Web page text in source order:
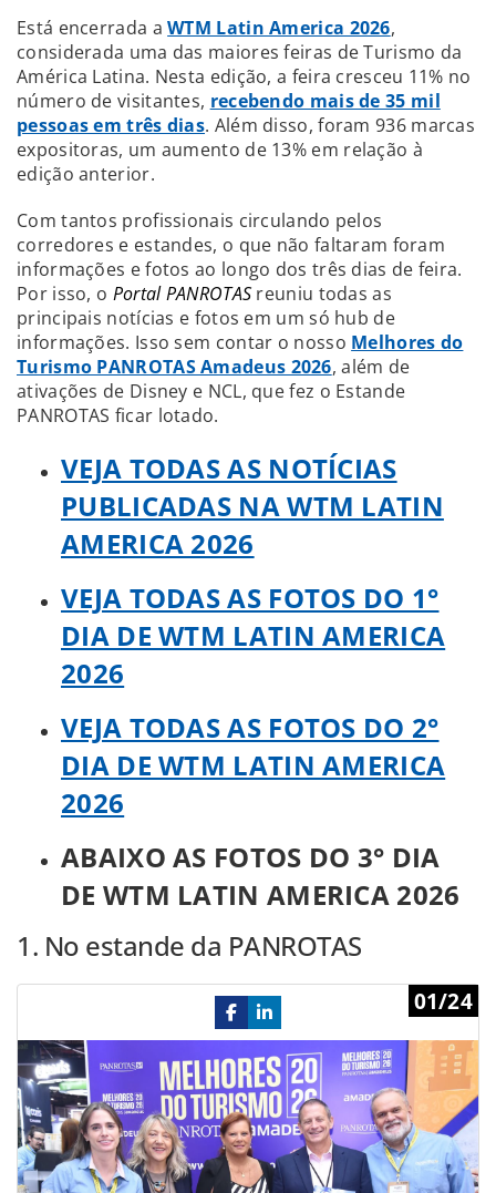
Está encerrada aWTM Latin America 2026,
considerada uma das maiores feiras de Turismo da
América Latina. Nesta edição, a feira cresceu 11% no
número de visitantes, recebendo mais de 35 mil
pessoas em três dias. Além disso, foram 936 marcas
expositoras, um aumento de 13% em relação à
edição anterior.
Com tantos profissionais circulando pelos
corredores e estandes, o que não faltaram foram
informações e fotos ao longo dos três dias de feira.
Por isso, o Portal PANROTAS reuniu todas as
principais notícias e fotos em um só hub de
informações. Isso sem contar o nosso Melhores do
Turismo PANROTAS Amadeus 2026, além de
ativações de Disney e NCL, que fez o Estande
PANROTAS ficar lotado.
VEJA TODAS AS NOTÍCIAS
PUBLICADAS NA WTM LATIN
AMERICA 2026
VEJA TODAS AS FOTOS DO 1°
DIA DE WTM LATIN AMERICA
2026
VEJA TODAS AS FOTOS DO 2°
DIA DE WTM LATIN AMERICA
2026
ABAIXO AS FOTOS DO 3° DIA
DE WTM LATIN AMERICA 2026
1. No estande da PANROTAS
01/24
Previous